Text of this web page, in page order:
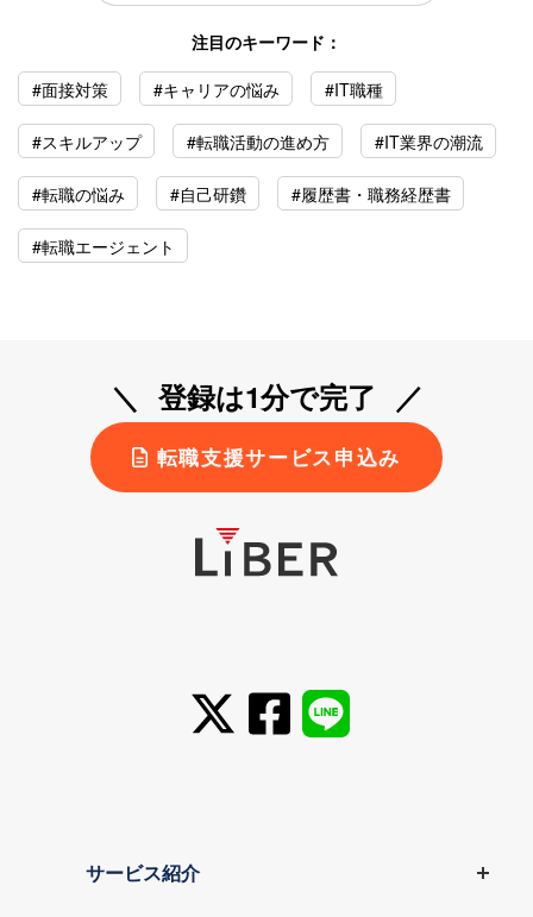
注目のキーワード：
#面接対策
#キャリアの悩み #IT職種
#スキルアップ #転職活動の進め方 #IT業界の潮流
#転職の悩み #自己研鑽 #履歴書・職務経歴書
#転職エージェント
登録は1分で完了
転職支援サービス申込み
サービス紹介